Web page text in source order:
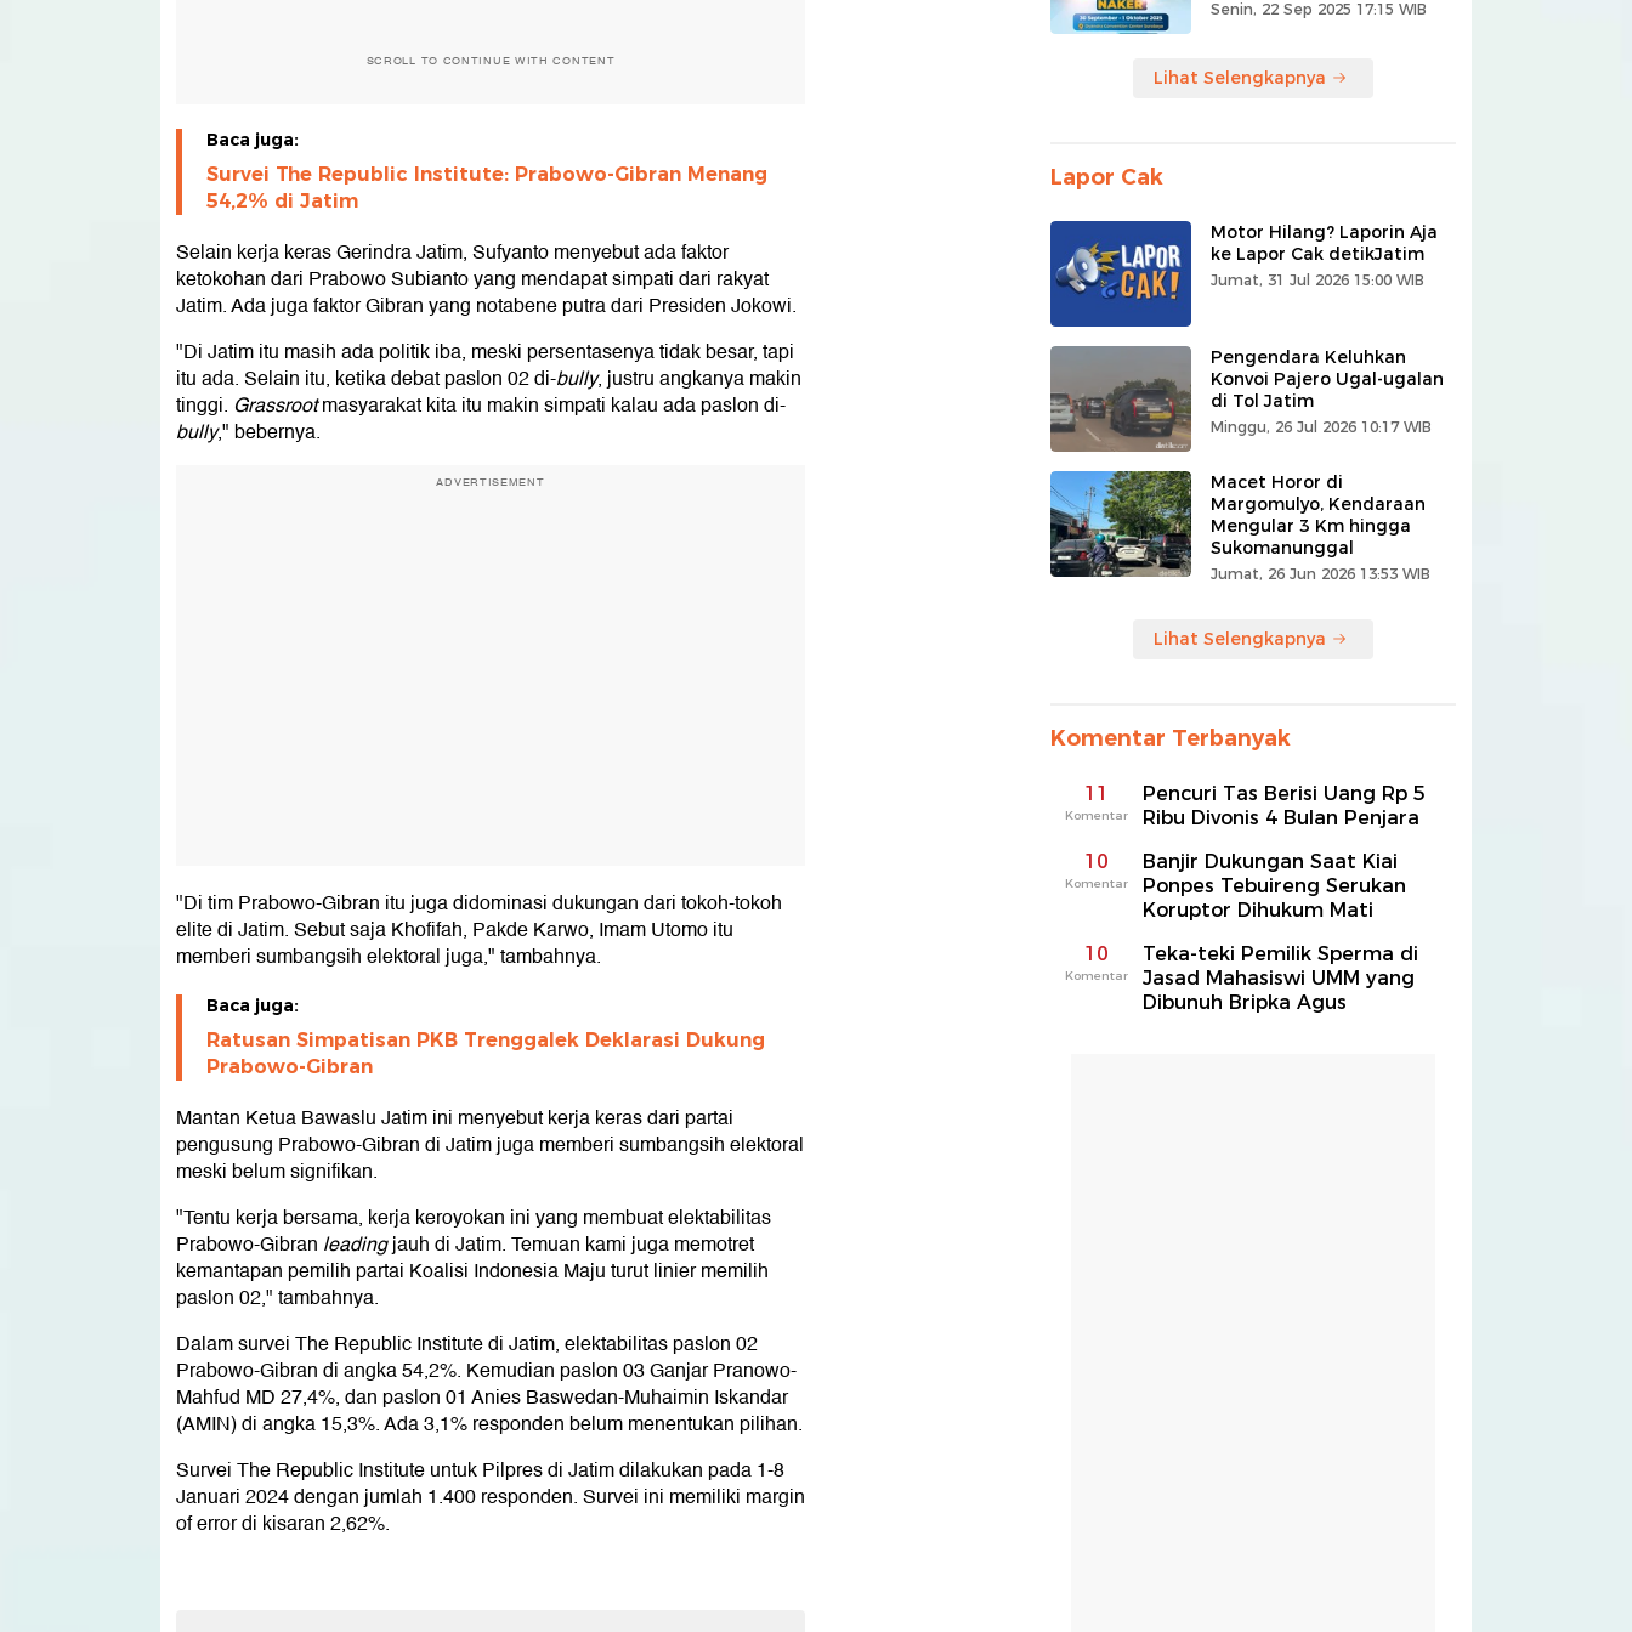
SCROLL TO CONTINUE WITH CONTENT
Baca juga:
Survei The Republic Institute: Prabowo-Gibran Menang
54,2% di Jatim
Selain kerja keras Gerindra Jatim, Sufyanto menyebut ada faktor
ketokohan dari Prabowo Subianto yang mendapat simpati dari rakyat
Jatim. Ada juga faktor Gibran yang notabene putra dari Presiden Jokowi.
"Di Jatim itu masih ada politik iba, meski persentasenya tidak besar, tapi
itu ada. Selain itu, ketika debat paslon 02 di-bully, justru angkanya makin
tinggi. Grassrootmasyarakat kita itu makin simpati kalau ada paslon di-
bully," bebernya.
ADVERTISEMENT
"Di tim Prabowo-Gibran itu juga didominasi dukungan dari tokoh-tokoh
elite di Jatim. Sebut saja Khofifah, Pakde Karwo, Imam Utomo itu
memberi sumbangsih elektoral juga," tambahnya.
Baca juga:
Ratusan Simpatisan PKB Trenggalek Deklarasi Dukung
Prabowo-Gibran
Mantan Ketua Bawaslu Jatim ini menyebut kerja keras dari partai
pengusung Prabowo-Gibran di Jatim juga memberi sumbangsih elektoral
meski belum signifikan.
"Tentu kerja bersama, kerja keroyokan ini yang membuat elektabilitas
Prabowo-Gibran leadingjauh di Jatim. Temuan kami juga memotret
kemantapan pemilih partai Koalisi Indonesia Maju turut linier memilih
paslon 02," tambahnya.
Dalam survei The Republic Institute di Jatim, elektabilitas paslon 02
Prabowo-Gibran di angka 54,2%. Kemudian paslon 03 Ganjar Pranowo-
Mahfud MD 27,4%, dan paslon 01 Anies Baswedan-Muhaimin Iskandar
(AMIN) di angka 15,3%. Ada 3,1% responden belum menentukan pilihan.
Survei The Republic Institute untuk Pilpres di Jatim dilakukan pada 1-8
Januari 2024 dengan jumlah 1.400 responden. Survei ini memiliki margin
of error di kisaran 2,62%.
Senin, 22 Sep 2025 17:15 WIB
Lihat Selengkapnya
Lapor Cak
Motor Hilang? Laporin Aja
ke Lapor Cak detikJatim
Jumat, 31 Jul 2026 15:00 WIB
Pengendara Keluhkan
Konvoi Pajero Ugal-ugalan
di Tol Jatim
Minggu, 26 Jul 2026 10:17 WIB
Macet Horor di
Margomulyo, Kendaraan
Mengular 3 Km hingga
Sukomanunggal
Jumat, 26 Jun 2026 13:53 WIB
Lihat Selengkapnya
Komentar Terbanyak
11
Komentar
Pencuri Tas Berisi Uang Rp 5
Ribu Divonis 4 Bulan Penjara
10
Komentar
Banjir Dukungan Saat Kiai
Ponpes Tebuireng Serukan
Koruptor Dihukum Mati
10
Komentar
Teka-teki Pemilik Sperma di
Jasad Mahasiswi UMM yang
Dibunuh Bripka Agus